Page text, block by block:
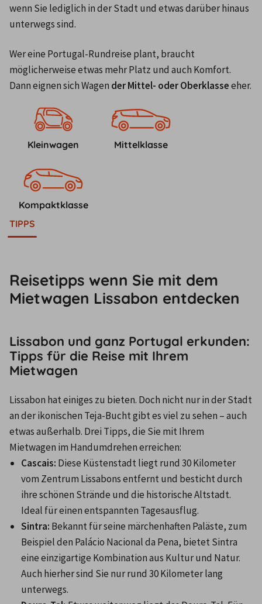
wenn Sie lediglich in der Stadt und etwas darüber hinaus
unterwegs sind.
Wer eine Portugal-Rundreise plant, braucht
möglicherweise etwas mehr Platz und auch Komfort.
Dann eignen sich Wagen der Mittel- oder Oberklasse eher.
Kleinwagen Mittelklasse
Kompaktklasse
TIPPS
Reisetipps wenn Sie mit dem
Mietwagen Lissabon entdecken
Lissabon und ganz Portugal erkunden:
Tipps für die Reise mit Ihrem
Mietwagen
Lissabon hat einiges zu bieten. Doch nicht nur in der Stadt
an der ikonischen Teja-Bucht gibt es viel zu sehen – auch
etwas außerhalb. Drei Tipps, die Sie mit Ihrem
Mietwagen im Handumdrehen erreichen:
Cascais: Diese Küstenstadt liegt rund 30 Kilometer
vom Zentrum Lissabons entfernt und besticht durch
ihre schönen Strände und die historische Altstadt.
Ideal für einen entspannten Tagesausflug.
Sintra: Bekannt für seine märchenhaften Paläste, zum
Beispiel den Palácio Nacional da Pena, bietet Sintra
eine einzigartige Kombination aus Kultur und Natur.
Auch hierher sind Sie nur rund 30 Kilometer lang
unterwegs.